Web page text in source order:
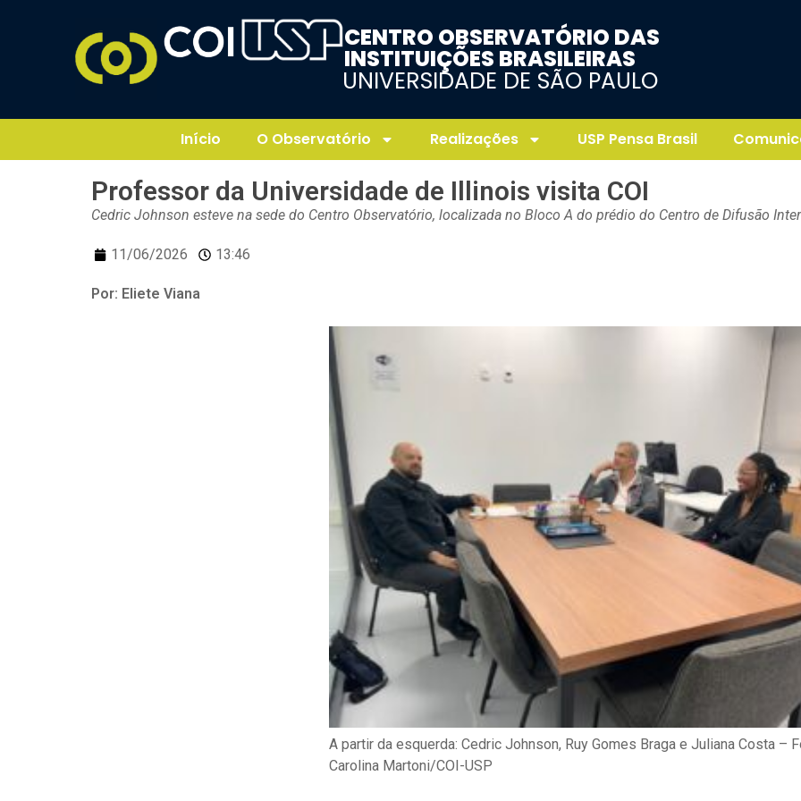
CENTRO OBSERVATÓRIO DAS
INSTITUIÇÕES BRASILEIRAS
UNIVERSIDADE DE SÃO PAULO
Início O Observatório Realizações USP Pensa Brasil
Professor da Universidade de Illinois visita COI
Cedric Johnson esteve na sede do Centro Observatório, localizada no Bloco A do prédio do Centro de Difusão
11/06/2026 13:46
Por: Eliete Viana
A partir da esquerda: Cedric Johnson, Ruy Gomes Braga e Juliana Costa –
Carolina Martoni/COI-USP